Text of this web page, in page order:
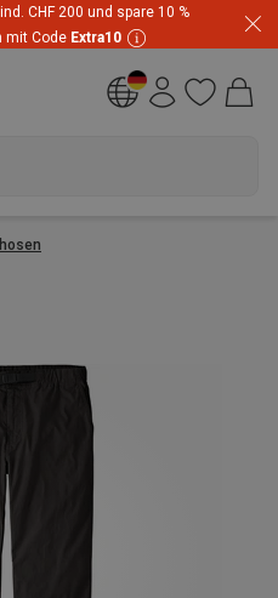
CHF 200 und spare 10 %
mit Code Extra10